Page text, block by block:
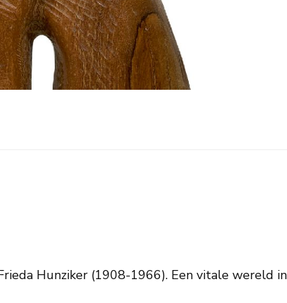
Hunziker (1908-1966). Een vitale wereld